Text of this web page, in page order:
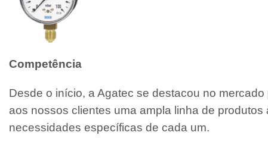
Competência
Desde o início, a Agatec se destacou no
aos nossos clientes uma ampla linha de
necessidades específicas de cada um.